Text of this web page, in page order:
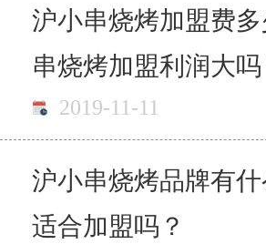
沪小串烧烤加盟费
串烧烤加盟利润大吗
2019-11-11
沪小串烧烤品牌有什
适合加盟吗？